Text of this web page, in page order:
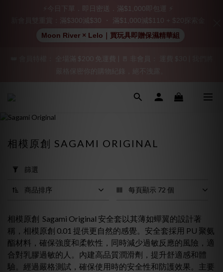
「保密出貨」（無店鋪資訊、一般紙箱）、隱私保護、加密付款、
加入會員即享$20購物金  訂單商品好評再享$15購物金
👑 會員特權： 全場滿 $200 免運費 | 🚪 非會員： 運費 $30 | 我們將
「保密出貨」（無店鋪資訊、一般紙箱）、隱私保護、加密付款、
用
選
品
牌
相
模
相模原創 SAGAMI ORIGINAL
篩選
商品排序 每頁顯示 72 個
相模原創 Sagami Original 安全套以其薄如蟬翼的設計著
稱，相模原創 0.01 提供更自然的感覺。安全套採用 PU 聚氨
酯材料，確保強度和柔軟性 ，同時減少過敏反應的風險 ，適
合對乳膠過敏的人。內建高品質潤滑劑，提升舒適感和體
驗。經過嚴格測試，確保使用時的安全性和防護效果。 主要
⚡今日下單．即日密送．滿$1,000即包運 ⚡
新會員雙重賞：滿$300減$30 ・ 滿$1,000減$110 + $20探索金
Moon River × Lelo｜買玩具即贈保濕精華組